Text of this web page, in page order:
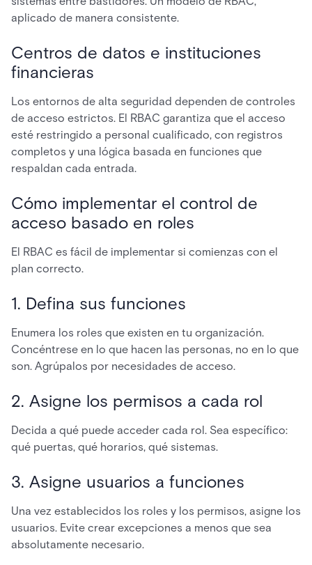
aplicado de manera consistente.
Centros de datos e instituciones
financieras
Los entornos de alta seguridad dependen de controles
de acceso estrictos. El RBAC garantiza que el acceso
esté restringido a personal cualificado, con registros
completos y una lógica basada en funciones que
respaldan cada entrada.
Cómo implementar el control de
acceso basado en roles
El RBAC es fácil de implementar si comienzas con el
plan correcto.
1. Defina sus funciones
Enumera los roles que existen en tu organización.
Concéntrese en lo que hacen las personas, no en lo que
son. Agrúpalos por necesidades de acceso.
2. Asigne los permisos a cada rol
Decida a qué puede acceder cada rol. Sea específico:
qué puertas, qué horarios, qué sistemas.
3. Asigne usuarios a funciones
Una vez establecidos los roles y los permisos, asigne los
usuarios. Evite crear excepciones a menos que sea
absolutamente necesario.